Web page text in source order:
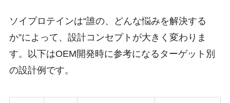
ソイプロテインは“誰の、どんな悩みを解決する
か”によって、設計コンセプトが大きく変わりま
す。以下はOEM開発時に参考になるターゲット別
の設計例です。